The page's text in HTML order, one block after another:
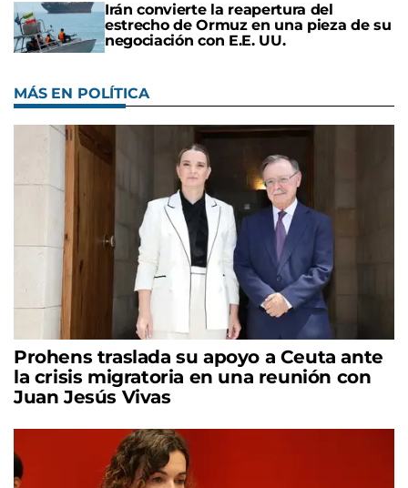
Irán convierte la reapertura del
estrecho de Ormuz en una pieza de su
negociación con E.E. UU.
MÁS EN POLÍTICA
Prohens traslada su apoyo a Ceuta ante
la crisis migratoria en una reunión con
Juan Jesús Vivas